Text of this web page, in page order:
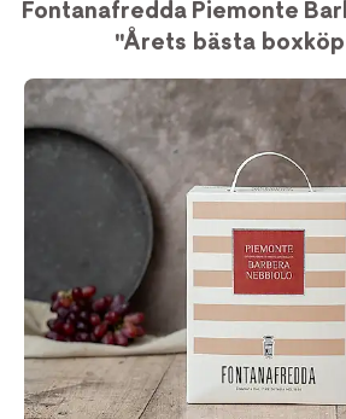
Fontanafredda Piemonte
"Årets bästa